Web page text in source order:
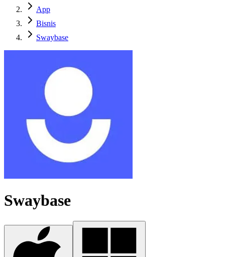
App
Bisnis
Swaybase
Swaybase